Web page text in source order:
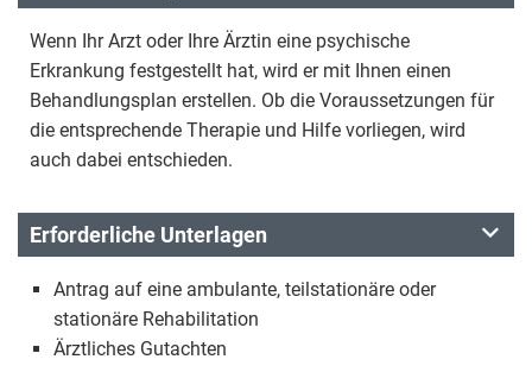
Wenn Ihr Arzt oder Ihre Ärztin eine psychische
Erkrankung festgestellt hat, wird er mit Ihnen einen
Behandlungsplan erstellen. Ob die Voraussetzungen für
die entsprechende Therapie und Hilfe vorliegen, wird
auch dabei entschieden.
Erforderliche Unterlagen
Antrag auf eine ambulante, teilstationäre oder
stationäre Rehabilitation
Ärztliches Gutachten